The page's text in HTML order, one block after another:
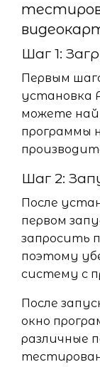
Шаг 1:
Первым
установка
можете
программы
Шаг 2:
После
первом
запросить
поэтому
систему с
После
окно
различные